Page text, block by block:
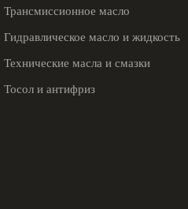
Трансмиссионное масло
Гидравлическое масло и жидкость
Технические масла и смазки
Тосол и антифриз